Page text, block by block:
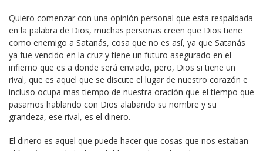
Quiero comenzar con una opinión personal que esta respaldada
en la palabra de Dios, muchas personas creen que Dios tiene
como enemigo a Satanás, cosa que no es así, ya que Satanás
ya fue vencido en la cruz y tiene un futuro asegurado en el
infierno que es a donde será enviado, pero, Dios si tiene un
rival, que es aquel que se discute el lugar de nuestro corazón e
incluso ocupa mas tiempo de nuestra oración que el tiempo que
pasamos hablando con Dios alabando su nombre y su
grandeza, ese rival, es el dinero.
El dinero es aquel que puede hacer que cosas que nos estaban